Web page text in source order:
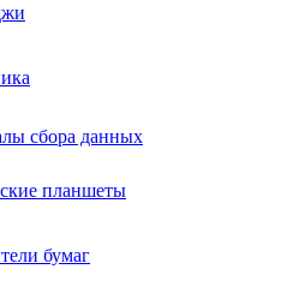
сбора данных
планшеты
бумаг